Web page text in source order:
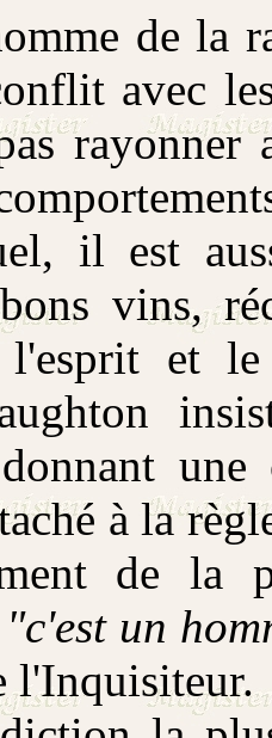
de la
avec
rayonner
il est
vins,
l'esprit et
une
à la
de la
"c'est un
l'Inquisiteur.